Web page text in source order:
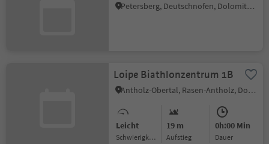
Petersberg, Deutschnofen, Dolomitenregion Eggental
Loipe Biathlonzentrum 1B
Antholz-Obertal, Rasen-Antholz, Dolomitenregion Kronplatz
Leicht
Schwierigkeitsgrad
19 m
Aufstieg
0h:00 Min
Dauer